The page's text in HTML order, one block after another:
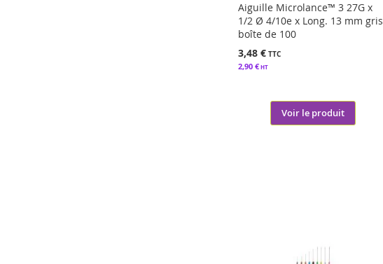
Aiguille Microlance™ 3 27G x
1/2 Ø 4/10e x Long. 13 mm gris
boîte de 100
3,48 €
2,90 €
Voir le produit